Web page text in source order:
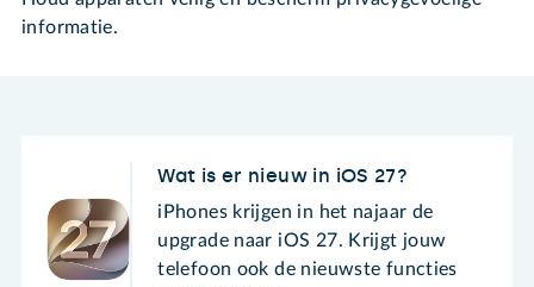
informatie.
Wat is er nieuw in iOS 27?
iPhones krijgen in het najaar de
upgrade naar iOS 27. Krijgt jouw
telefoon ook de nieuwste functies